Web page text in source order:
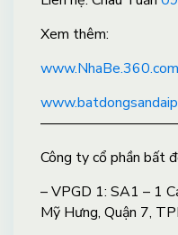
Xem thêm:
www.NhaBe.360.com
Công ty cổ phần bất
– VPGD 1: SA1 – 1
Mỹ Hưng, Quận 7,